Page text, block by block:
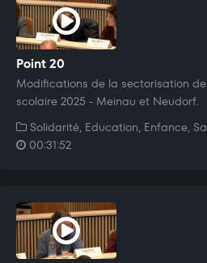
Point 20
Modifications de la sectorisation
scolaire 2025 - Meinau et Neudorf.
Solidarité, Education, Enfance,
00:31:52